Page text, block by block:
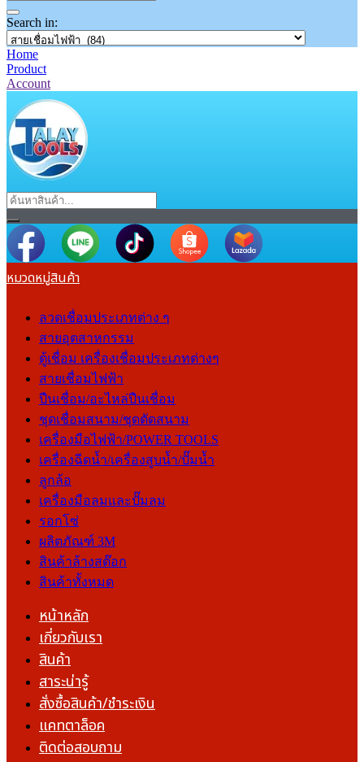
Search in:
Home
Product
Account
หมวดหมู่สินค้า
ลวดเชื่อมประเภทต่าง ๆ
สายอุตสาหกรรม
ตู้เชื่อม เครื่องเชื่อมประเภทต่างๆ
สายเชื่อมไฟฟ้า
ปืนเชื่อม/อะไหล่ปืนเชื่อม
ชุดเชื่อมสนาม/ชุดตัดสนาม
เครื่องมือไฟฟ้า/POWER TOOLS
เครื่องฉีดน้ำ/เครื่องสูบน้ำ/ปั๊มน้ำ
ลูกล้อ
เครื่องมือลมและปั๊มลม
รอกโซ่
ผลิตภัณฑ์ 3M
สินค้าล้างสต๊อก
สินค้าทั้งหมด
หน้าหลัก
เกี่ยวกับเรา
สินค้า
สาระน่ารู้
สั่งซื้อสินค้า/ชำระเงิน
แคทตาล็อค
ติดต่อสอบถาม